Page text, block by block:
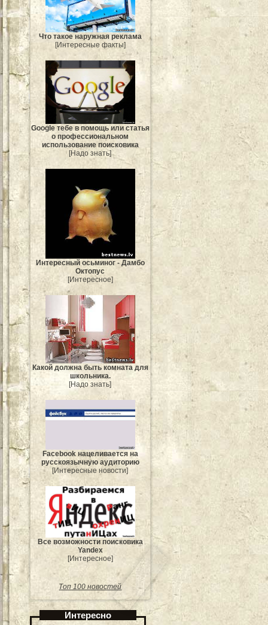
Что такое наружная реклама
[Интересные факты]
Google тебе в помощь или статья
о профессиональном
использование поисковика
[Надо знать]
Интересный осьминог - Дамбо
Октопус
[Интересное]
Какой должна быть комната для
школьника.
[Надо знать]
Facebook нацеливается на
русскоязычную аудиторию
[Интересные новости]
Все возможности поисковика
Yandex
[Интересное]
Топ 100 новостей
Интересно